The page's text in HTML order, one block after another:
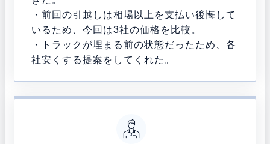
・前回の引越しは相場以上を支払い後悔して
いるため、今回は3社の価格を比較。
・トラックが埋まる前の状態だったため、各
社安くする提案をしてくれた。